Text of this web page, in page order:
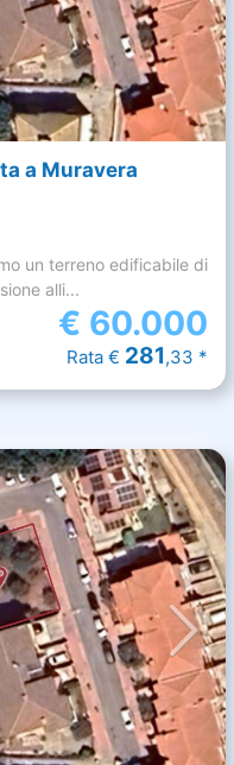
a Muravera
un terreno edificabile di
alli...
€ 60.000
Rata € 281,33 *